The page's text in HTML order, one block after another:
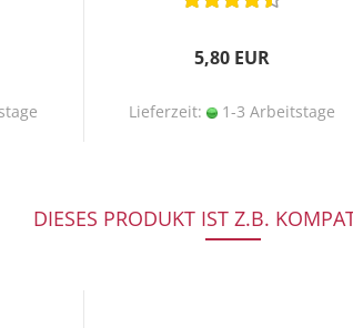
5,80 EUR
Lieferzeit: 1-3 Arbeitstage
DIESES PRODUKT IST Z.B.